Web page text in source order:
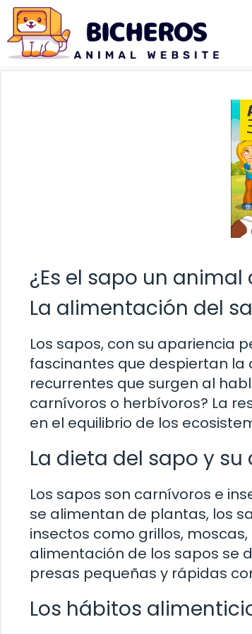
Saltar
contenido
¿Es el sapo un
La alimentación del
Los sapos, con su apariencia
fascinantes que despiertan la
recurrentes que surgen al
carnívoros o herbívoros? La
en el equilibrio de los
La dieta del sapo y
Los sapos son carnívoros e
se alimentan de plantas, los
insectos como grillos,
alimentación de los sapos se
presas pequeñas y rápidas
Los hábitos